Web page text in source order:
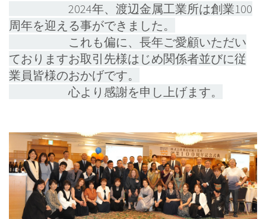
2024年、渡辺金属工業所は創業100
周年を迎える事ができました。
これも偏に、長年ご愛顧いただい
ておりますお取引先様はじめ関係者並びに従
業員皆様のおかげです。
心より感謝を申し上げます。